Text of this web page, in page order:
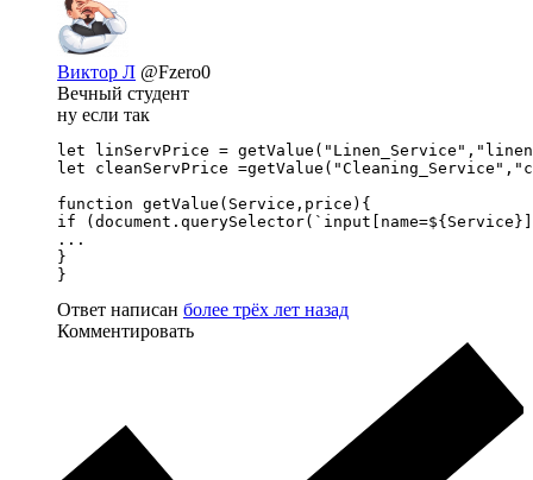
Виктор Л @Fzero0
Вечный студент
ну если так
let linServPrice =
let cleanServPrice
function getValue(Service,price){
if
...
}
}
Ответ написан более трёх лет назад
Комментировать